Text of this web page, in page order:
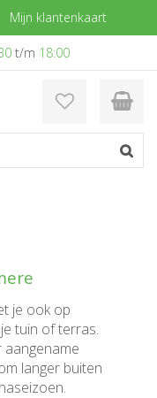
Mijn klantenkaart
t/m 18:00
je ook op
tuin of terras.
langer buiten